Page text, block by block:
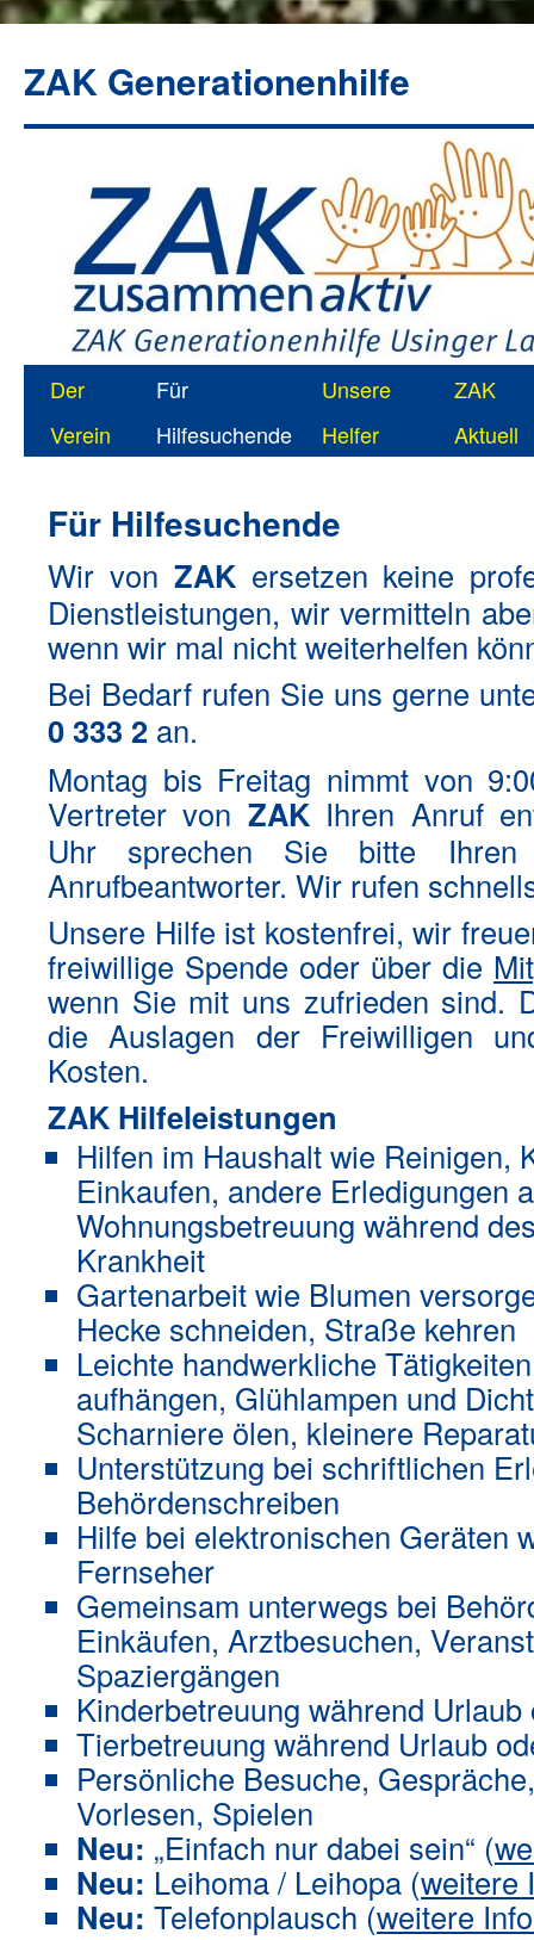
ZAK Generationenhilfe
Zum
Inhalt
Der
Verein
Für
Hilfesuchende
Unsere
Helfer
ZAK
Aktuell
Für Hilfesuchende
Wir von ZAKersetzen keine
Dienstleistungen, wir vermitteln
wenn wir mal nicht weiterhelfen
Bei Bedarf rufen Sie uns gerne
0 333 2 an.
Montag bis Freitag nimmt von
Vertreter von ZAKIhren Anruf
Uhr sprechen Sie bitte
Anrufbeantworter. Wir rufen
Unsere Hilfe ist kostenfrei, wir
freiwillige Spende oder über die
wenn Sie mit uns zufrieden sind.
die Auslagen der Freiwilligen
Kosten.
ZAK Hilfeleistungen
Hilfen im Haushalt wie Reinigen,
Einkaufen, andere Erledigungen
Wohnungsbetreuung während
Krankheit
Gartenarbeit wie Blumen
Hecke schneiden, Straße kehren
Leichte handwerkliche
aufhängen, Glühlampen und
Scharniere ölen, kleinere
Unterstützung bei schriftlichen
Behördenschreiben
Hilfe bei elektronischen Geräten
Fernseher
Gemeinsam unterwegs bei
Einkäufen, Arztbesuchen,
Spaziergängen
Kinderbetreuung während
Tierbetreuung während Urlaub
Persönliche Besuche,
Vorlesen, Spielen
Neu: „Einfach nur dabei sein“ (
Neu: Leihoma / Leihopa (weitere
Neu: Telefonplausch (weitere